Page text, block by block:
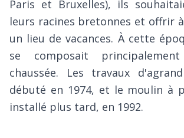
Paris et Bruxelles), ils
leurs racines bretonnes et offrir
un lieu de vacances. À cette
se composait
chaussée. Les travaux
débuté en 1974, et le moulin à
installé plus tard, en 1992.